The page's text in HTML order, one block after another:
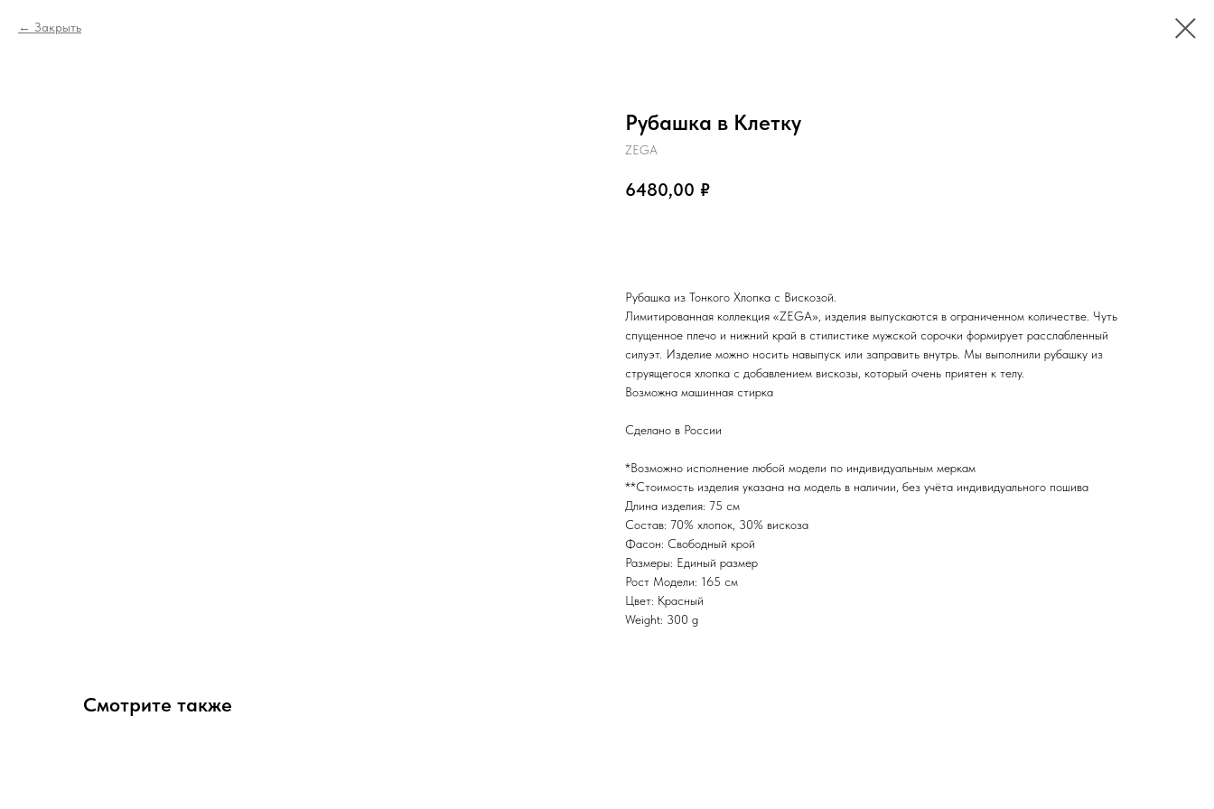
Закрыть
Рубашка в Клетку
ZEGA
6480,00 ₽
Рубашка из Тонкого Хлопка с Вискозой.
Лимитированная коллекция «ZEGA», изделия выпускаются в ограниченном количестве. Чуть
спущенное плечо и нижний край в стилистике мужской сорочки формирует расслабленный
силуэт. Изделие можно носить навыпуск или заправить внутрь. Мы выполнили рубашку из
струящегося хлопка с добавлением вискозы, который очень приятен к телу.
Возможна машинная стирка
Сделано в России
*Возможно исполнение любой модели по индивидуальным меркам
**Стоимость изделия указана на модель в наличии, без учёта индивидуального пошива
Длина изделия: 75 см
Состав: 70% хлопок, 30% вискоза
Фасон: Свободный крой
Размеры: Единый размер
Рост Модели: 165 см
Цвет: Красный
Weight: 300 g
Смотрите также